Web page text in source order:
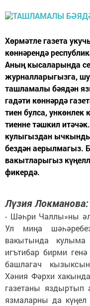
Хөрмәтле газета
көннәрендә
Аның кысаларында
журналларыгызга,
ташламалы бәядән
гадәти көннәрдә
тиен булса,
тиенне тәшкил
кулыгыздан
бездән аерылмагыз.
вакытларыгыз
фикердә.
Лүзия Локманова:
- Шәһри Чаллы»ны
Ул миңа
вакытында
игътибар бирми
башлагач
Хәния Фәрхи
газетаны яздыртып
язмаларны да